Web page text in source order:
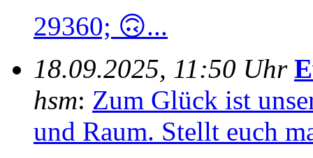
29360; 🙃...
18.09.2025, 11:50 Uhr
hsm: Zum Glück ist
und Raum. Stellt euch